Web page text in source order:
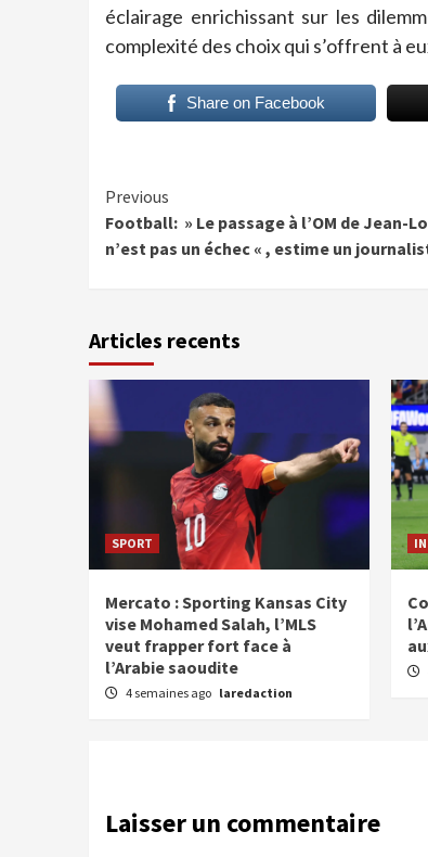
éclairage enrichissant sur les
complexité des choix qui s’offrent à
Share on Facebook
Continue
Reading
Previous
Football: » Le passage à l’OM de Jean-
n’est pas un échec « , estime un
Articles recents
SPORT
Mercato : Sporting Kansas City
vise Mohamed Salah, l’MLS
veut frapper fort face à
l’Arabie saoudite
4 semaines ago laredaction
Laisser un commentaire